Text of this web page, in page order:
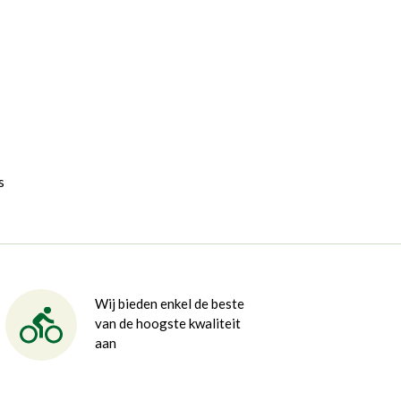
Wij bieden enkel de beste
van de hoogste kwaliteit
aan